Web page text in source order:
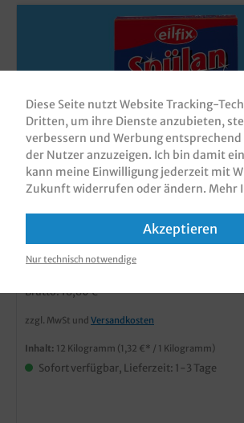
Profi Regeneriersalz Spülsalz
für Spülmaschinen 6x 2kg
RRGS0206G
Brutto: 18,80 €
zzgl. MwSt und Versandkosten
Inhalt: 12 Kilogramm (1,32 €* / 1 Kilogramm)
Sofort verfügbar, Lieferzeit: 1-3 Tage
Diese Seite nutzt Website Tracking-
Dritten, um ihre Dienste anzubieten,
verbessern und Werbung
der Nutzer anzuzeigen. Ich bin damit
kann meine Einwilligung jederzeit mit
Zukunft widerrufen oder ändern. Mehr
Akzeptieren
Nur technisch notwendige